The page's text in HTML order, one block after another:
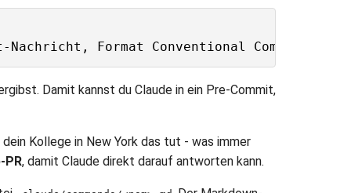
Damit kannst du Claude in ein Pre-Commit,
Kollege in New York das tut - was immer
PR, damit Claude direkt darauf antworten kann.